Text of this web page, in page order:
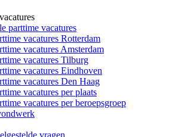
parttime vacatures
vacatures Rotterdam
vacatures Amsterdam
vacatures Tilburg
vacatures Eindhoven
vacatures Den Haag
vacatures per plaats
vacatures per beroepsgroep
vragen